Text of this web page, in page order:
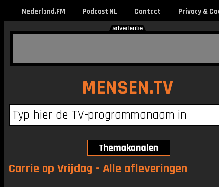
Nederland.FM Podcast.NL Contact Privacy &
MENSEN.TV
Carrie op Vrijdag - Alle afleveringen